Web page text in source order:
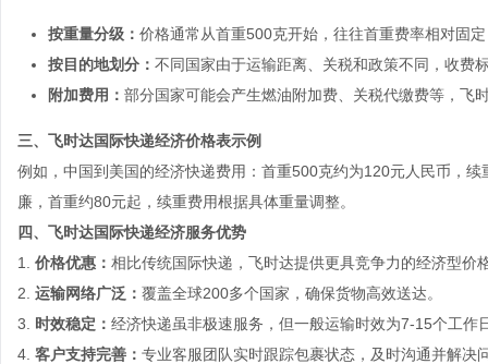
按重量分级： 价格通常从首重500克开始，往往首重费率相对固
按目的地划分： 不同国家由于运输距离、关税和政策不同，收费
附加费用： 部分国家可能会产生燃油附加费、关税代缴费等，飞
三、飞时达国际快递经济价格表示例
例如，中国到美国的经济快递费用：首重500克约为120元人民币，
廉，首重约80元起，续重费用根据具体重量调整。
四、飞时达国际快递经济服务优势
1. 价格优惠： 相比传统国际快递，飞时达提供更具竞争力的经济型价
2. 运输网络广泛： 覆盖全球200多个国家，确保货物高效送达。
3. 时效稳定： 经济快递虽非极速服务，但一般运输时效为7-15个工作
4. 客户支持完善： 专业客服团队实时跟踪包裹状态，及时沟通并解决